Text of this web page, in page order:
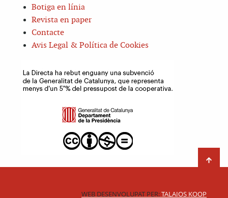
Botiga en línia
Revista en paper
Contacte
Avis Legal & Política de Cookies
WEB DESENVOLUPAT PER:TALAIOS KOOP